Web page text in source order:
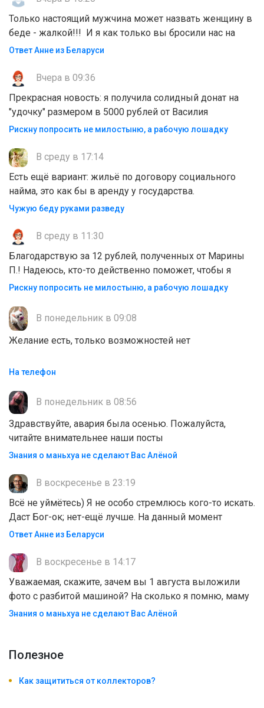
Только настоящий мужчина может назвать женщину в
беде - жалкой!!! И я как только вы бросили нас на
Ответ Анне из Беларуси
Вчера в 09:36
Прекрасная новость: я получила солидный донат на
"удочку" размером в 5000 рублей от Василия
Рискну попросить не милостыню, а рабочую лошадку
В среду в 17:14
Есть ещё вариант: жильё по договору социального
найма, это как бы в аренду у государства.
Чужую беду руками разведу
В среду в 11:30
Благодарствую за 12 рублей, полученных от Марины
П.! Надеюсь, кто-то действенно поможет, чтобы я
Рискну попросить не милостыню, а рабочую лошадку
В понедельник в 09:08
Желание есть, только возможностей нет
На телефон
В понедельник в 08:56
Здравствуйте, авария была осенью. Пожалуйста,
читайте внимательнее наши посты
Знания о маньхуа не сделают Вас Алëной
В воскресенье в 23:19
Всё не уймётесь) Я не особо стремлюсь кого-то искать.
Даст Бог-ок; нет-ещё лучше. На данный момент
Ответ Анне из Беларуси
В воскресенье в 14:17
Уважаемая, скажите, зачем вы 1 августа выложили
фото с разбитой машиной? На сколько я помню, маму
Знания о маньхуа не сделают Вас Алëной
Полезноe
Как защититься от коллекторов?